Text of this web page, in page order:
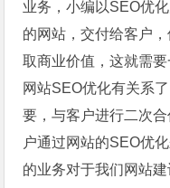
业务，小编以SEO优
的网站，交付给客户
取商业价值，这就需
网站SEO优化有关系
要，与客户进行二次
户通过网站的SEO优
的业务对于我们网站